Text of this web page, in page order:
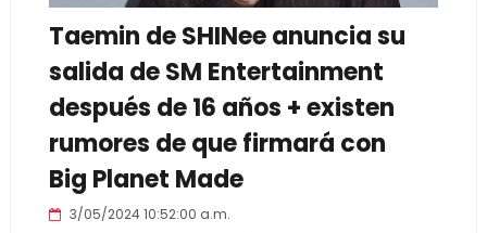
Taemin de SHINee anuncia su
salida de SM Entertainment
después de 16 años + existen
rumores de que firmará con
Big Planet Made
3/05/2024 10:52:00 a.m.